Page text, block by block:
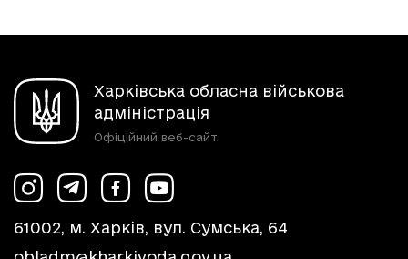
Харківська обласна військова
адміністрація
Офіційний веб-сайт
61002, м. Харків, вул. Сумська, 64